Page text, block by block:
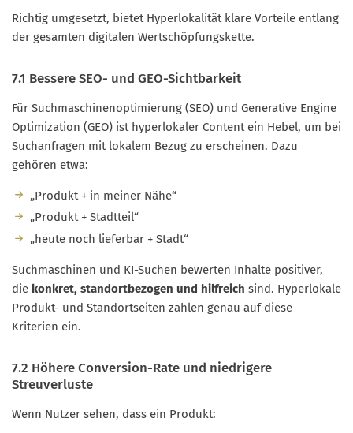
Richtig umgesetzt, bietet Hyperlokalität klare Vorteile entlang
der gesamten digitalen Wertschöpfungskette.
7.1 Bessere SEO- und GEO-Sichtbarkeit
Für Suchmaschinenoptimierung (SEO) und Generative Engine
Optimization (GEO) ist hyperlokaler Content ein Hebel, um bei
Suchanfragen mit lokalem Bezug zu erscheinen. Dazu
gehören etwa:
„Produkt + in meiner Nähe“
„Produkt + Stadtteil“
„heute noch lieferbar + Stadt“
Suchmaschinen und KI-Suchen bewerten Inhalte positiver,
die konkret, standortbezogen und hilfreich sind. Hyperlokale
Produkt- und Standortseiten zahlen genau auf diese
Kriterien ein.
7.2 Höhere Conversion-Rate und niedrigere
Streuverluste
Wenn Nutzer sehen, dass ein Produkt: